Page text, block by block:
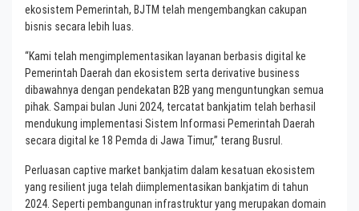
ekosistem Pemerintah, BJTM telah mengembangkan cakupan
bisnis secara lebih luas.
“Kami telah mengimplementasikan layanan berbasis digital ke
Pemerintah Daerah dan ekosistem serta derivative business
dibawahnya dengan pendekatan B2B yang menguntungkan semua
pihak. Sampai bulan Juni 2024, tercatat bankjatim telah berhasil
mendukung implementasi Sistem Informasi Pemerintah Daerah
secara digital ke 18 Pemda di Jawa Timur,” terang Busrul.
Perluasan captive market bankjatim dalam kesatuan ekosistem
yang resilient juga telah diimplementasikan bankjatim di tahun
2024. Seperti pembangunan infrastruktur yang merupakan domain